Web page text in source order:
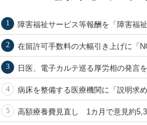
1 障害福祉サービス等報酬を「障害福
2 在留許可手数料の大幅引き上げに「
3 日医、電子カルテ巡る厚労相の発言
4 病床を整備する医療機関に「説明求め
5 高額療養費見直し 1カ月で意見約